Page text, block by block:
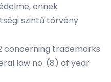
ennek
szintű törvény
concerning trademarks
law no. (8) of year